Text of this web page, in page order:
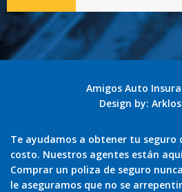
Amigos Auto
Design by:
Te ayudamos a obtener tu seguro
costo. Nuestros agentes están
Comprar un poliza de seguro
le aseguramos que no se